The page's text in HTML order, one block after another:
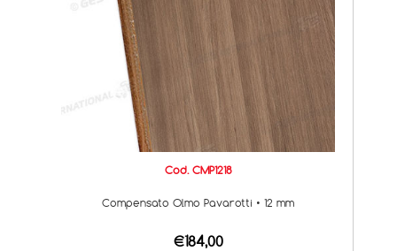
Cod. CMP1218
Compensato Olmo Pavarotti • 12 mm
€184,00